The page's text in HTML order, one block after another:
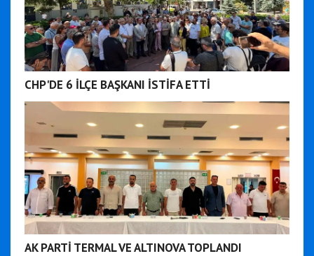
CHP'DE 6 İLÇE BAŞKANI İSTİFA ETTİ
AK PARTİ TERMAL VE ALTINOVA TOPLANDI